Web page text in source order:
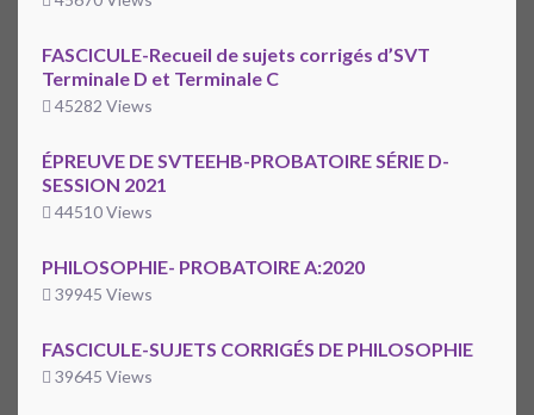
FASCICULE-Recueil de sujets corrigés d’SVT
Terminale D et Terminale C
45282 Views
ÉPREUVE DE SVTEEHB-PROBATOIRE SÉRIE D-
SESSION 2021
44510 Views
PHILOSOPHIE- PROBATOIRE A:2020
39945 Views
FASCICULE-SUJETS CORRIGÉS DE PHILOSOPHIE
39645 Views